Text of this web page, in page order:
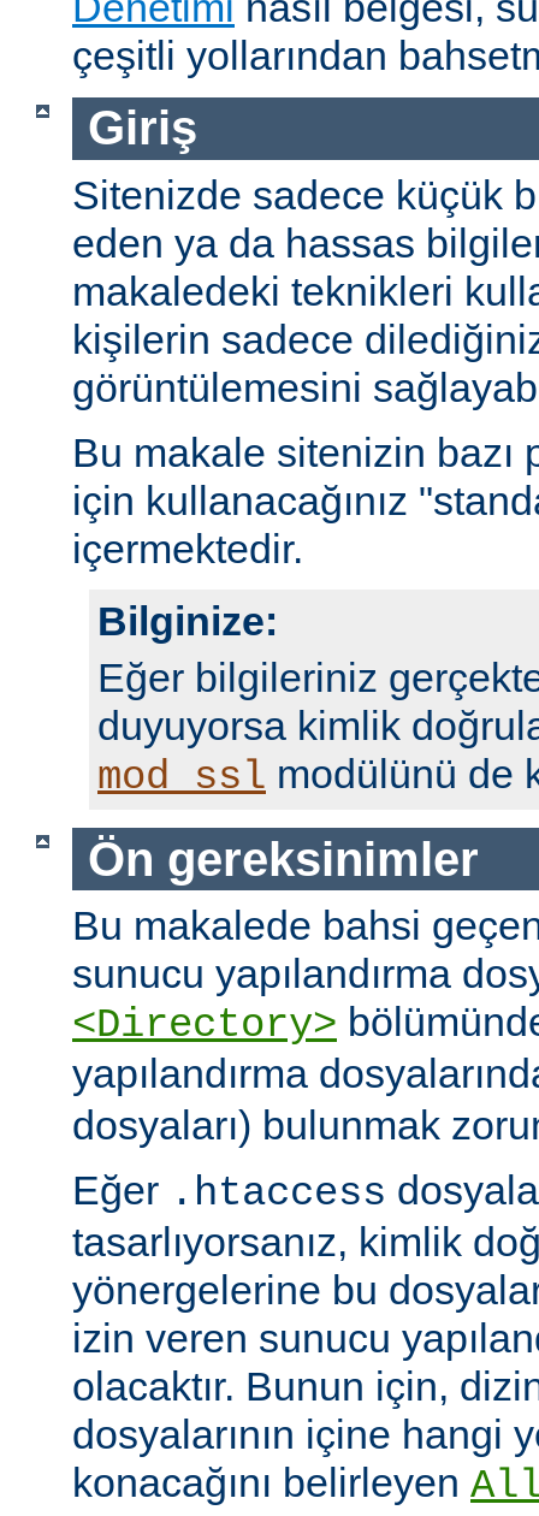
çeşitli yollarından
Giriş
Sitenizde sadece küçük
eden ya da hassas
makaledeki teknikleri
kişilerin sadece
görüntülemesini
Bu makale sitenizin bazı
için kullanacağınız
içermektedir.
Bilginize:
Eğer bilgileriniz
duyuyorsa kimlik
mod_ssl modülünü de
Ön gereksinimler
Bu makalede bahsi
sunucu yapılandırma
<Directory>
yapılandırma
dosyaları) bulunmak
Eğer .htaccess
tasarlıyorsanız, kimlik
yönergelerine bu
izin veren sunucu
olacaktır. Bunun için,
dosyalarının içine hangi
konacağını belirleyen